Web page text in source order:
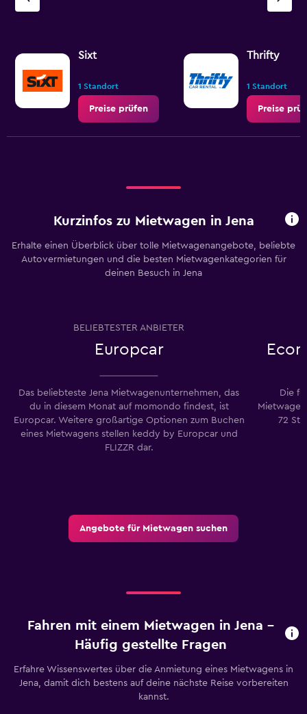
Sixt
1 Standort
Preise prüfen
Thrifty
1 Standort
Preise
Kurzinfos zu Mietwagen in Jena
Erhalte einen Überblick über tolle Mietwagenangebote, beliebte
Autovermietungen und die besten Mietwagenkategorien für
deinen Besuch in Jena
BELIEBTESTER ANBIETER
Europcar
Das beliebteste Jena Mietwagenunternehmen, das
du in diesem Monat auf momondo findest, ist
Europcar. Weitere großartige Optionen zum Buchen
eines Mietwagens stellen keddy by Europcar und
FLIZZR dar.
Die
72
Angebote für Mietwagen suchen
Fahren mit einem Mietwagen in Jena –
Häufig gestellte Fragen
Erfahre Wissenswertes über die Anmietung eines Mietwagens in
Jena, damit dich bestens auf deine nächste Reise vorbereiten
kannst.